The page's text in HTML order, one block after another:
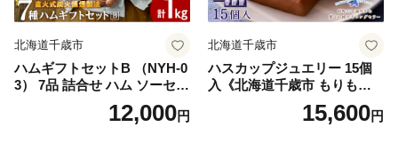
北海道千歳市
ハムギフトセットB （NYH-0
3） 7品 詰合せ ハム ソーセー
12,000円
北海道千歳市
ハスカップジュエリー 15個
入《北海道千歳市 もりも
15,600円